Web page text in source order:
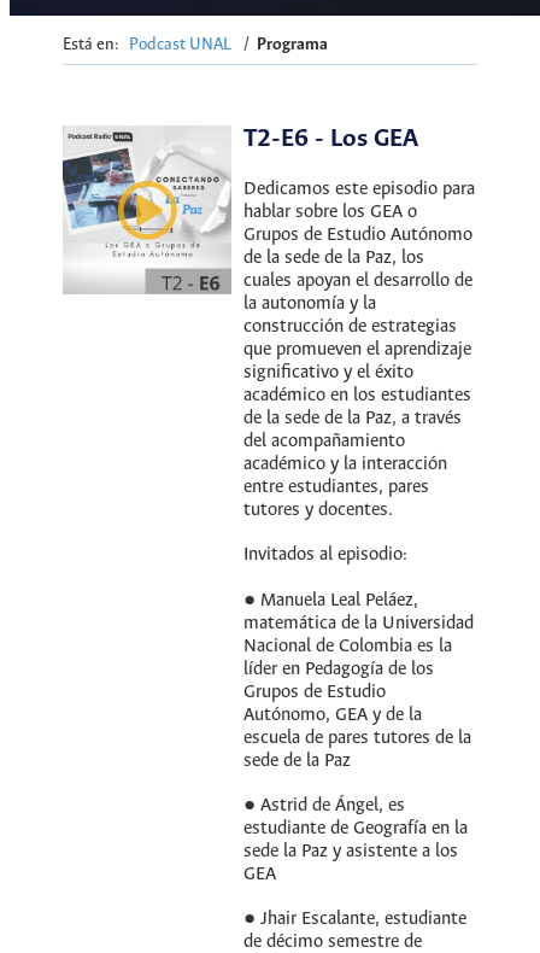
Está en: Podcast UNAL / Programa
T2-E6 - Los GEA
Dedicamos este episodio para
hablar sobre los GEA o
Grupos de Estudio Autónomo
de la sede de la Paz, los
cuales apoyan el desarrollo de
la autonomía y la
construcción de estrategias
que promueven el aprendizaje
significativo y el éxito
académico en los estudiantes
de la sede de la Paz, a través
del acompañamiento
académico y la interacción
entre estudiantes, pares
tutores y docentes.
Invitados al episodio:
● Manuela Leal Peláez,
matemática de la Universidad
Nacional de Colombia es la
líder en Pedagogía de los
Grupos de Estudio
Autónomo, GEA y de la
escuela de pares tutores de la
sede de la Paz
● Astrid de Ángel, es
estudiante de Geografía en la
sede la Paz y asistente a los
GEA
● Jhair Escalante, estudiante
de décimo semestre de